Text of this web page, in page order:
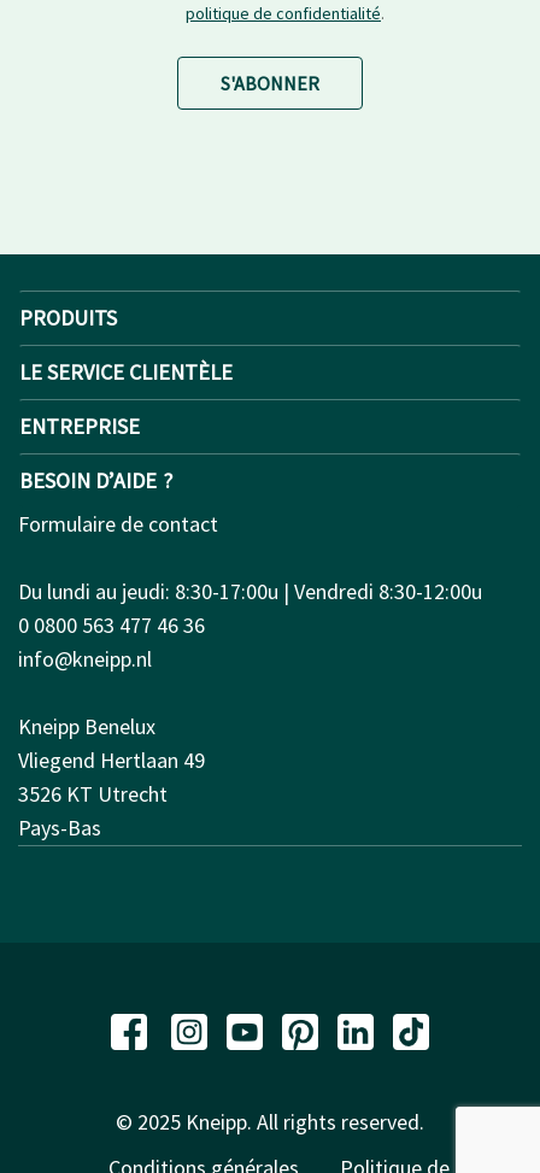
politique de confidentialité.
S'ABONNER
PRODUITS
LE SERVICE CLIENTÈLE
ENTREPRISE
BESOIN D’AIDE ?
Formulaire de contact
Du lundi au jeudi: 8:30-17:00u | Vendredi 8:30-12:00u
0 0800 563 477 46 36
info@kneipp.nl
Kneipp Benelux
Vliegend Hertlaan 49
3526 KT Utrecht
Pays-Bas
© 2025 Kneipp. All rights reserved.
Conditions générales
Politique de